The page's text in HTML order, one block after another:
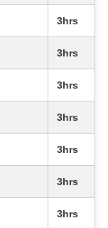
3hrs
3hrs
3hrs
3hrs
3hrs
3hrs
3hrs